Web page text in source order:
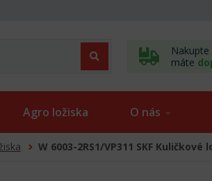
máte
Agro ložiska O nás
W 6003-2RS1/VP311 SKF